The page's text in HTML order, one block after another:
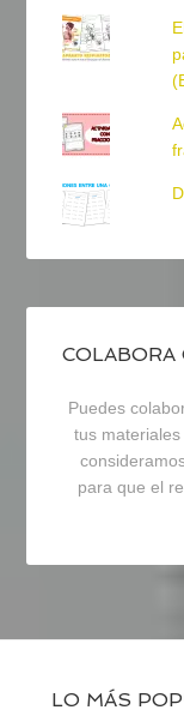
Puedes
tus materiales
para que el
LO MÁS